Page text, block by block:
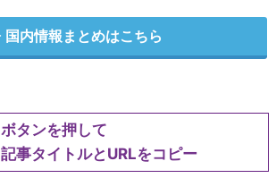
国内情報まとめはこちら
ボタンを押して
記事タイトルとURLをコピー